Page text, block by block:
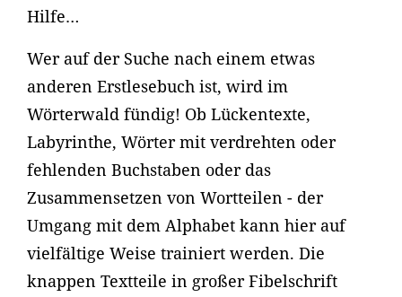
Hilfe…
Wer auf der Suche nach einem etwas
anderen Erstlesebuch ist, wird im
Wörterwald fündig! Ob Lückentexte,
Labyrinthe, Wörter mit verdrehten oder
fehlenden Buchstaben oder das
Zusammensetzen von Wortteilen - der
Umgang mit dem Alphabet kann hier auf
vielfältige Weise trainiert werden. Die
knappen Textteile in großer Fibelschrift